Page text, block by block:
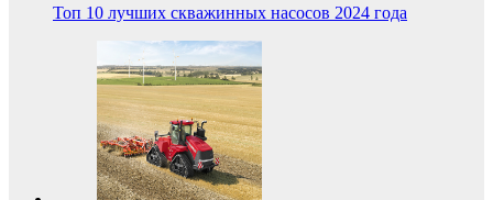
Топ 10 лучших скважинных насосов 2024 года